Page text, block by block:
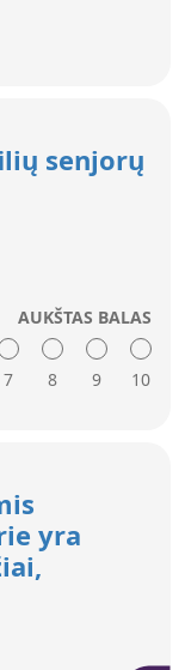
senjorų
7 8 9
AUKŠTAS BALAS
10
pasitelkiamos
pavyzdžiai ir
vyresnio
išėjus į pensiją ar
yra